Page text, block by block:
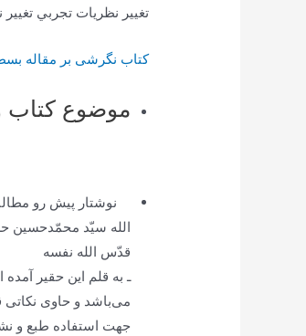
تغيير نظريات تجربي تغيير نمي‌كند.10. فرضيه‌ها و تئوري‌ها تا برهاني
کتاب نگرشی بر مقاله
موضوع کتاب
نوشتار پیش رو
الله سیّد محمّدحسین
قدّس الله نفسه
ـ به قلم این حقیر
می‌باشد و حاوی نکاتی
جهت استفاده طبع و